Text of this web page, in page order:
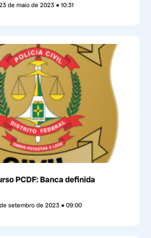
de maio de 2023 10:31
PCDF: Banca definida
setembro de 2023 09:00